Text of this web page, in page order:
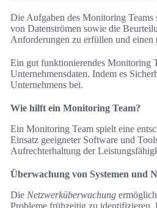
Die Aufgaben des Monitoring
von Datenströmen sowie die
Anforderungen zu erfüllen und einen
Ein gut funktionierendes Monitoring
Unternehmensdaten. Indem es
Unternehmens bei.
Wie hilft ein Monitoring Team?
Ein Monitoring Team spielt eine
Einsatz geeigneter Software und
Aufrechterhaltung der
Überwachung von Systemen und
Die Netzwerküberwachung
Probleme frühzeitig zu identifizieren.